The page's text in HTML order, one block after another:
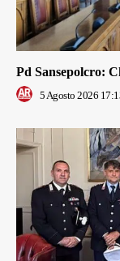
Pd Sansepolcro:
5 Agosto 2026